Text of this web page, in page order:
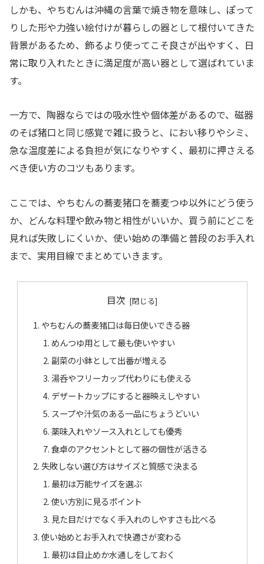
しかも、やちむんは沖縄の言葉で焼き物を意味し、ぽって
りした形や力強い絵付けが暮らしの器として根付いてきた
背景があるため、飾るより使ってこそ良さが出やすく、日
常に取り入れたときに満足度が高い器として選ばれていま
す。
一方で、陶器ならではの吸水性や個体差があるので、磁器
のそば猪口と同じ感覚で雑に扱うと、におい移りやシミ、
急な温度差による負担が気になりやすく、最初に押さえる
べき使い方のコツもあります。
ここでは、やちむんの蕎麦猪口を蕎麦つゆ以外にどう使う
か、どんな料理や飲み物と相性がいいか、買う前にどこを
見れば失敗しにくいか、使い始めの準備と普段のお手入れ
まで、実用目線でまとめていきます。
目次
やちむんの蕎麦猪口は毎日使いできる器
めんつゆ用として最も使いやすい
副菜の小鉢として出番が増える
湯呑やフリーカップ代わりにも使える
デザートカップにすると器映えしやすい
スープや汁気のある一品にちょうどいい
薬味入れやソース入れとしても優秀
食卓のアクセントとして器の個性が活きる
失敗しない選び方はサイズと質感で決まる
最初は万能サイズを選ぶ
使い方別に見るポイント
見た目だけでなく手入れのしやすさも比べる
使い始めとお手入れで快適さが変わる
最初は目止めか水通しをしておく